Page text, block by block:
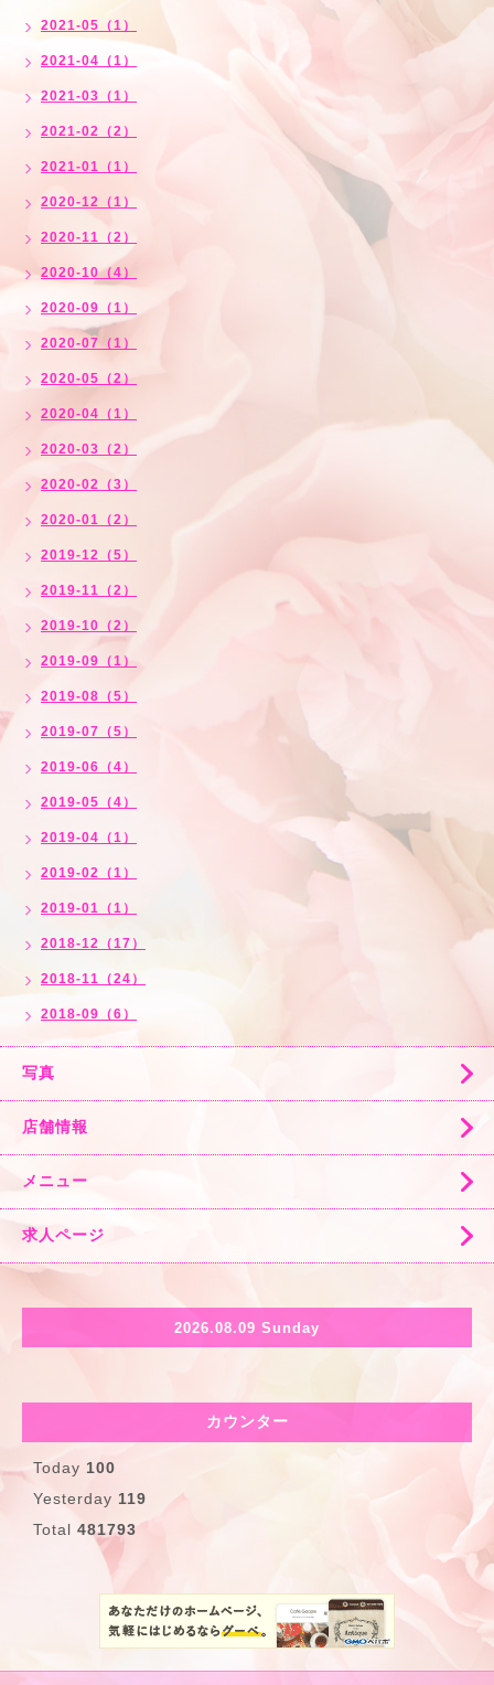
2021-05（1）
2021-04（1）
2021-03（1）
2021-02（2）
2021-01（1）
2020-12（1）
2020-11（2）
2020-10（4）
2020-09（1）
2020-07（1）
2020-05（2）
2020-04（1）
2020-03（2）
2020-02（3）
2020-01（2）
2019-12（5）
2019-11（2）
2019-10（2）
2019-09（1）
2019-08（5）
2019-07（5）
2019-06（4）
2019-05（4）
2019-04（1）
2019-02（1）
2019-01（1）
2018-12（17）
2018-11（24）
2018-09（6）
写真
店舗情報
メニュー
求人ページ
2026.08.09 Sunday
カウンター
Today 100
Yesterday 119
Total 481793